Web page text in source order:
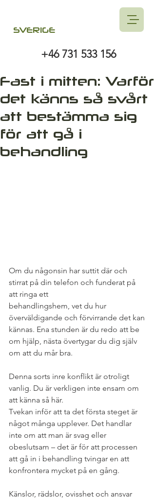
SVERIGE
+46 731 533 156
Fast i mitten: Varför
det känns så svårt
att bestämma sig
för att gå i
behandling
Om du någonsin har suttit där och
stirrat på din telefon och funderat på
att ringa ett
behandlingshem, vet du hur
överväldigande och förvirrande det kan
kännas. Ena stunden är du redo att be
om hjälp, nästa övertygar du dig själv
om att du mår bra.
Denna sorts inre konflikt är otroligt
vanlig. Du är verkligen inte ensam om
att känna så här.
Tvekan inför att ta det första steget är
något många upplever. Det handlar
inte om att man är svag eller
obeslutsam – det är för att processen
att gå in i behandling tvingar en att
konfrontera mycket på en gång.
Känslor, rädslor, ovisshet och ansvar